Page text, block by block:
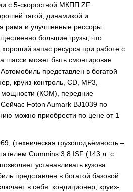
с 5-скоростной МКПП ZF
тягой, динамикой и
рама и улучшенные рессоры
большие грузы, что
хороший запас ресурса при работе с
шасси может быть смонтирован
представлен в богатой
круиз-контроль, CD, MP3,
мощности (КОМ), передние
Foton Aumark BJ1039 по
можно приобрести по цене от 1
(техническая грузоподъёмность –
Cummins 3.8 ISF (143 л. с.
устанавливать кузова
представлен в богатой базовой
в себя: кондиционер, круиз-